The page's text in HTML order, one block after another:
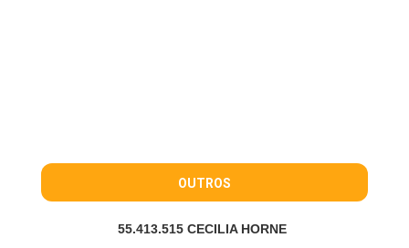
OUTROS
55.413.515 CECILIA HORNE